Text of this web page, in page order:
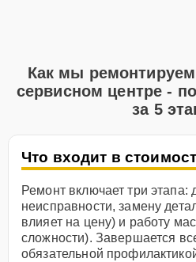
Как мы
сервисном центре -
за 5
Что входит в
Ремонт включает три этапа:
неисправности, замену
влияет на цену) и работу
сложности). Завершается
обязательной